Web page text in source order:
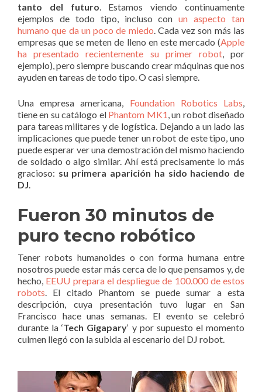
tanto del futuro . Estamos viendo continuamente
ejemplos de todo tipo, incluso conun aspecto tan
humano que da un poco de miedo . Cada vez son más las
empresas que se meten de lleno en este mercado (Apple
ha presentado recientemente su primer robot, por
ejemplo), pero siempre buscando crear máquinas que nos
ayuden en tareas de todo tipo. O casi siempre.
Una empresa americana, Foundation Robotics Labs
tiene en su catálogo el Phantom MK1 , un robot diseñado
para tareas militares y de logística. Dejando a un lado las
implicaciones que puede tener un robot de este tipo, uno
puede esperar ver una demostración del mismo haciendo
de soldado o algo similar. Ahí está precisamente lo más
gracioso: su primera aparición ha sido haciendo de
DJ
Fueron 30 minutos de
puro tecno robótico
Tener robots humanoides o con forma humana entre
nosotros puede estar más cerca de lo que pensamos y, de
hecho, EEUU prepara el despliegue de 100.000 de estos
robots . El citado Phantom se puede sumar a esta
descripción, cuya presentación tuvo lugar en San
Francisco hace unas semanas. El evento se celebró
durante la ‘Tech Gigapary‘ y por supuesto el momento
culmen llegó con la subida al escenario del DJ robot.